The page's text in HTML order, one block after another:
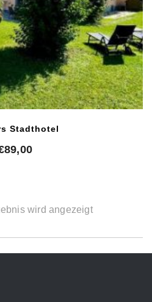
Stadthotel
89,00
wird angezeigt